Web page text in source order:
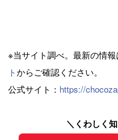
※当サイト調べ。最新の情報
ト からご確認ください。
公式サイト： https://
＼くわしく